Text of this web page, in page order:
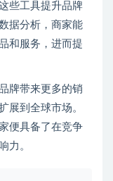
些工具提升品牌
据分析，商家能
和服务，进而提
牌带来更多的销
展到全球市场。
便具备了在竞争
力。